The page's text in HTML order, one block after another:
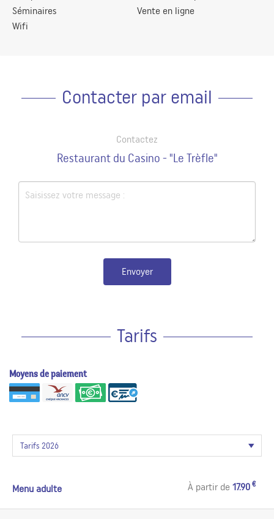
Séminaires
Wifi
Vente en ligne
Contacter par email
Contactez
Restaurant du Casino - "Le Trèfle"
Envoyer
Tarifs
Moyens de paiement
Menu adulte À partir de 17.90 €